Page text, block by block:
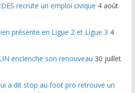
recrute un emploi civique 4 août
présente en Ligue 2 et Ligue 3 4
enclenche son renouveau 30 juillet
a dit stop au foot pro retrouve un